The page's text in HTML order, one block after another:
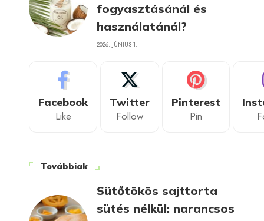
fogyasztásánál és
használatánál?
2026. JÚNIUS 1.
Facebook
Like
Twitter
Follow
Pinterest
Pin
Továbbiak
Sütőtökös sajttorta
sütés nélkül: narancsos